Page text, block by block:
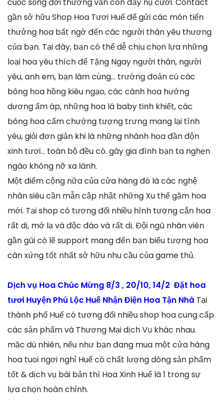
cuộc sống đời thường vẫn còn đấy nụ cười. Contact
gần sở hữu Shop Hoa Tươi Huế để gửi các món tiến
thưởng hoa bất ngờ đến các người thân yêu thương
của bạn. Tại đây, bạn có thể dễ chịu chọn lựa những
loại hoa yêu thích để Tặng Ngay người thân, người
yêu, anh em, bạn làm cùng… trường đoản cú các
bông hoa hồng kiêu ngạo, các cành hoa hướng
dương ấm áp, những hoa lá baby tinh khiết, các
bông hoa cẩm chướng tượng trưng mang lại tình
yêu, giỏi đơn giản khi là những nhành hoa đần độn
xinh tươi… toàn bộ đều có. gây gia đình bạn ta nghẹn
ngào không nỡ xa lánh.
Một điểm cộng nữa của cửa hàng đó là các nghệ
nhân siêu cần mẫn cập nhật những Xu thế gặm hoa
mới. Tại shop có tương đối nhiều hình tượng cắn hoa
rất dị, mớ lạ và độc đáo và rất dị. Đội ngũ nhân viên
gần gũi có lẽ support mang đến bạn biểu tượng hoa
cân xứng tốt nhất sở hữu nhu cầu của game thủ.
Dịch vụ Hoa Chúc Mừng 8/3 , 20/10, 14/2 Đặt hoa
tươi Huyện Phú Lộc Huế Nhận Điện Hoa Tận Nhà Tại
thành phố Huế có tương đối nhiều shop hoa cung cấp
các sản phẩm và Thương Mại dịch Vụ khác nhau.
mặc dù nhiên, nếu như bạn đang mua một cửa hàng
hoa tuoi ngơi nghỉ Huế có chất lượng dòng sản phẩm
tốt & dịch vụ bài bản thì Hoa Xinh Huế là 1 trong sự
lựa chọn hoàn chỉnh.